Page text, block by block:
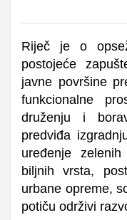
Riječ je o
postojeće
javne površine
funkcionalne
druženju i
predviđa
uređenje
biljnih vrsta,
urbane opreme,
potiču održivi